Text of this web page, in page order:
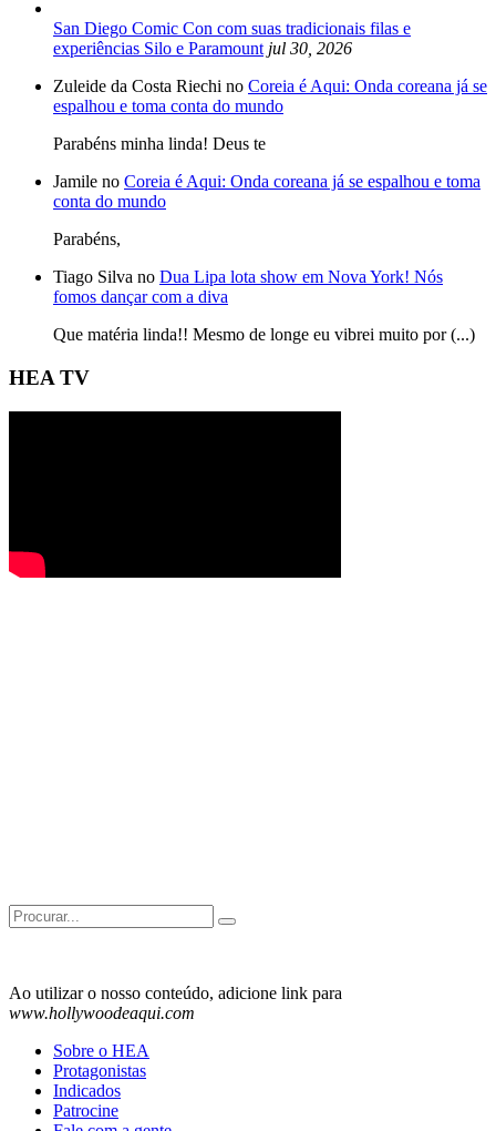
San Diego Comic Con com suas tradicionais filas e
experiências Silo e Paramount jul 30, 2026
Zuleide da Costa Riechi no Coreia é Aqui: Onda coreana já se
espalhou e toma conta do mundo
Parabéns minha linda! Deus te
Jamile no Coreia é Aqui: Onda coreana já se espalhou e toma
conta do mundo
Parabéns,
Tiago Silva no Dua Lipa lota show em Nova York! Nós
fomos dançar com a diva
Que matéria linda!! Mesmo de longe eu vibrei muito por (...)
HEA TV
Search
for:
Ao utilizar o nosso conteúdo, adicione link para
www.hollywoodeaqui.com
Sobre o HEA
Protagonistas
Indicados
Patrocine